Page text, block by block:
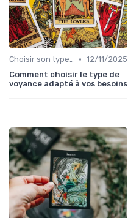
Choisir son type de voyance • 12/11/2025
Comment choisir le type de
voyance adapté à vos besoins